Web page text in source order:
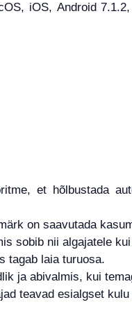
iOS, Android
et hõlbustada
on saavutada
sobib nii algajatele
tagab laia turuosa.
ja abivalmis, kui
teavad esialgset